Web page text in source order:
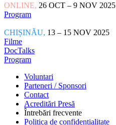
ONLINE, 26 OCT – 9 NOV 2025
Program
CHIȘINĂU, 13 – 15 NOV 2025
Filme
DocTalks
Program
Voluntari
Parteneri / Sponsori
Contact
Acreditări Presă
Întrebări frecvente
Politica de confidențialitate